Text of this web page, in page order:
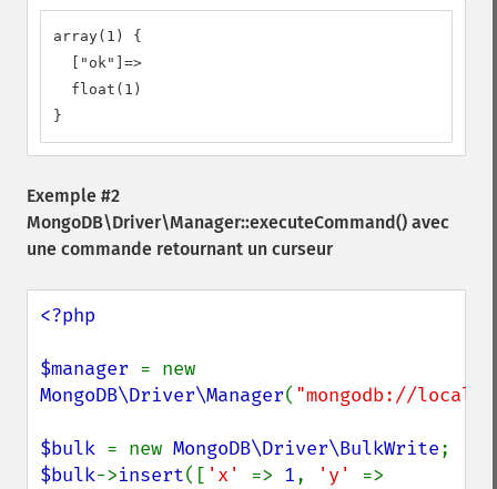
array(1) {
  ["ok"]=>
  float(1)
}
Exemple #2
MongoDB\Driver\Manager::executeCommand() avec
une commande retournant un curseur
<?php
$manager
MongoDB\Driver\Manager( "mongodb://
$bulk = new MongoDB\Driver\BulkWrite
$bulk->insert([ 'x' => 1, 'y'